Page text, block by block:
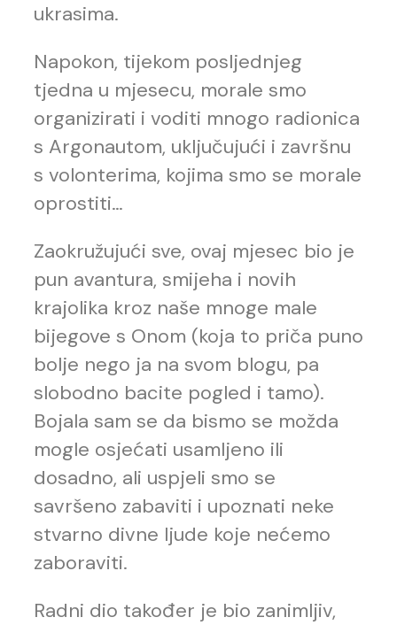
ukrasima.
Napokon, tijekom posljednjeg
tjedna u mjesecu, morale smo
organizirati i voditi mnogo radionica
s Argonautom, uključujući i završnu
s volonterima, kojima smo se morale
oprostiti…
Zaokružujući sve, ovaj mjesec bio je
pun avantura, smijeha i novih
krajolika kroz naše mnoge male
bijegove s Onom (koja to priča puno
bolje nego ja na svom blogu, pa
slobodno bacite pogled i tamo).
Bojala sam se da bismo se možda
mogle osjećati usamljeno ili
dosadno, ali uspjeli smo se
savršeno zabaviti i upoznati neke
stvarno divne ljude koje nećemo
zaboraviti.
Radni dio također je bio zanimljiv,